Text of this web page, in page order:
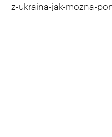
z-ukraina-jak-mozna-